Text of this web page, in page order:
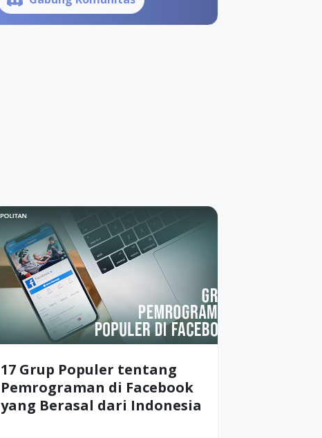
17 Grup Populer tentang
Pemrograman di Facebook
yang Berasal dari Indonesia